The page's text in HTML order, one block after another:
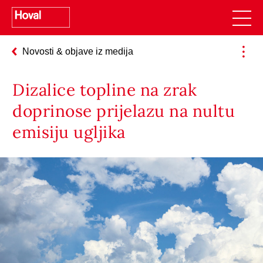
Novosti & objave iz medija
Dizalice topline na zrak
doprinose prijelazu na nultu
emisiju ugljika